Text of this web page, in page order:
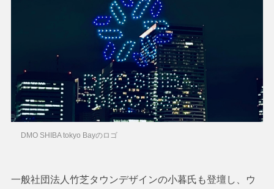
DMO SHIBA tokyo Bayのロゴ
一般社団法人竹芝タウンデザインの小暮氏も登壇し、ウ